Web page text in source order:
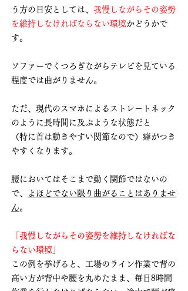
う方の目安としては、 我慢しながらその姿勢
を維持しなければならない環境かどうかで
す。
ソファーでくつろぎながらテレビを見ている
程度では曲がりません。
ただ、現代のスマホによるストレートネック
のように長時間に及ぶような状態だと
（特に首は動きやすい関節なので）癖がつき
やすくなります。
腰においてはそこまで動く関節ではないの
で、
よほどでない限り曲がることはありませ
ん。
「我慢しながらその姿勢を維持しなければな
らない環境」
この例を挙げると、工場のライン作業で背の
高い方が背中や腰を丸めたまま、毎日8時間